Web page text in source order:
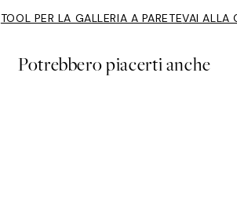
TOOL PER LA GALLERIA A PARETEVAI ALLA
Potrebbero piacerti anche